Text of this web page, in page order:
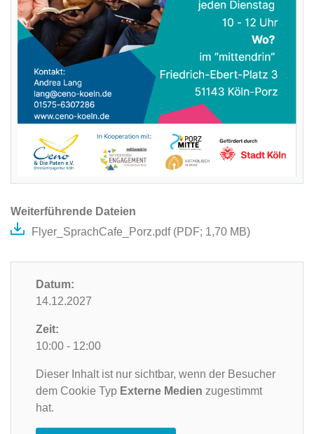
Weiterführende Dateien
Flyer_SprachCafe_Porz.pdf (PDF; 1,70 MB)
Datum:
14.12.2027
Zeit:
10:00 - 12:00
Dieser Inhalt ist nur sichtbar, wenn der Besucher
dem Cookie Typ Externe Medien zugestimmt
hat.